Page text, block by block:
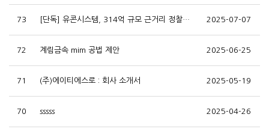
73 [단독] 유콘시스템, 314억 규모 근거리 정찰드론 사업 수주 2025-07-07
72 계림금속 mim 공법 제안 2025-06-25
71 (주)에이티에스로 : 회사 소개서 2025-05-19
70 sssss 2025-04-26